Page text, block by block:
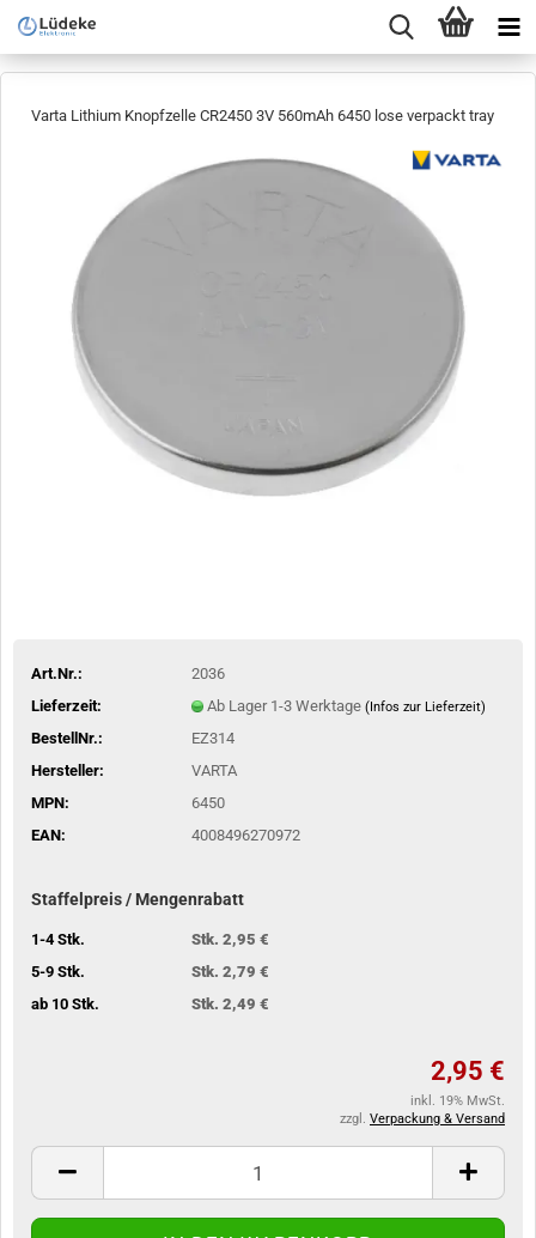
Varta Lithium Knopfzelle CR2450 3V 560mAh 6450 lose verpackt tray
Art.Nr.:
2036
Lieferzeit:
Ab Lager 1-3 Werktage (Infos zur Lieferzeit)
BestellNr.:
EZ314
Hersteller:
VARTA
MPN:
6450
EAN:
4008496270972
Staffelpreis / Mengenrabatt
1-4 Stk.
Stk. 2,95 €
5-9 Stk.
Stk. 2,79 €
ab 10 Stk.
Stk. 2,49 €
2,95 €
inkl. 19% MwSt.
zzgl. Verpackung & Versand